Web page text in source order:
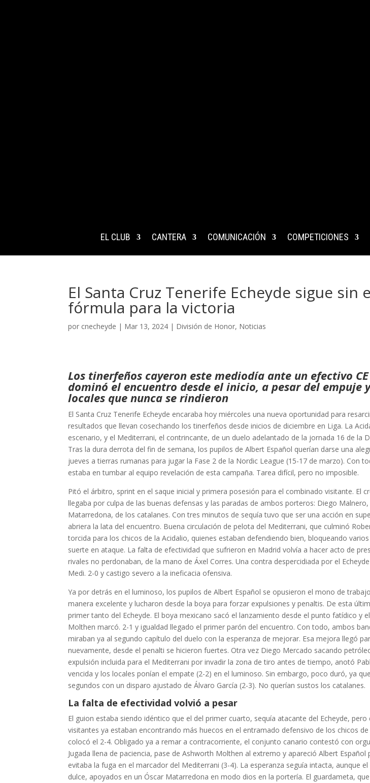
EL CLUB CANTERA COMUNICACIÓN COMPETICIONES
El Santa Cruz Tenerife Echeyde sigue sin
fórmula para la victoria
por cnecheyde | Mar 13, 2024 | División de Honor, Noticias
Los tinerfeños cayeron este mediodía ante un efectivo
dominó el encuentro desde el inicio, a pesar del empuje
locales que nunca se rindieron
El Santa Cruz Tenerife Echeyde encaraba hoy miércoles una nueva oportunidad para
resultados que llevan cosechando los tinerfeños desde inicios de diciembre en Liga. La
escenario, y el Mediterrani, el contrincante, de un duelo adelantado de la jornada 16 de la
Tras la dura derrota del fin de semana, los pupilos de Albert Español querían darse una
jueves a tierras rumanas para jugar la Fase 2 de la Nordic League (15-17 de marzo). Con
estaba en tumbar al equipo revelación de esta campaña. Tarea difícil, pero no imposible.
Pitó el árbitro, sprint en el saque inicial y primera posesión para el combinado visitante. El
llegaba por culpa de las buenas defensas y las paradas de ambos porteros: Diego
Matarredona, de los catalanes. Con tres minutos de sequía tuvo que ser una acción en
abriera la lata del encuentro. Buena circulación de pelota del Mediterrani, que culminó
torcida para los chicos de la Acidalio, quienes estaban defendiendo bien, bloqueando
suerte en ataque. La falta de efectividad que sufrieron en Madrid volvía a hacer acto de
rivales no perdonaban, de la mano de Áxel Corres. Una contra despercidiada por el
Medi. 2-0 y castigo severo a la ineficacia ofensiva.
Ya por detrás en el luminoso, los pupilos de Albert Español se opusieron el mono de
manera excelente y lucharon desde la boya para forzar expulsiones y penaltis. De esta
primer tanto del Echeyde. El boya mexicano sacó el lanzamiento desde el punto fatídico y
Molthen marcó. 2-1 y igualdad llegado el primer parón del encuentro. Con todo, ambos
miraban ya al segundo capítulo del duelo con la esperanza de mejorar. Esa mejora llegó
nuevamente, desde el penalti se hicieron fuertes. Otra vez Diego Mercado sacando
expulsión incluida para el Mediterrani por invadir la zona de tiro antes de tiempo, anotó
vencida y los locales ponían el empate (2-2) en el luminoso. Sin embargo, poco duró, ya
segundos con un disparo ajustado de Álvaro García (2-3). No querían sustos los catalanes.
La falta de efectividad volvió a pesar
El guion estaba siendo idéntico que el del primer cuarto, sequía atacante del Echeyde, pero
visitantes ya estaban encontrando más huecos en el entramado defensivo de los chicos de
colocó el 2-4. Obligado ya a remar a contracorriente, el conjunto canario contestó con
Jugada llena de paciencia, pase de Ashworth Molthen al extremo y apareció Albert
evitaba la fuga en el marcador del Mediterrani (3-4). La esperanza seguía intacta, aunque
dulce, apoyados en un Óscar Matarredona en modo dios en la portería. El guardameta,